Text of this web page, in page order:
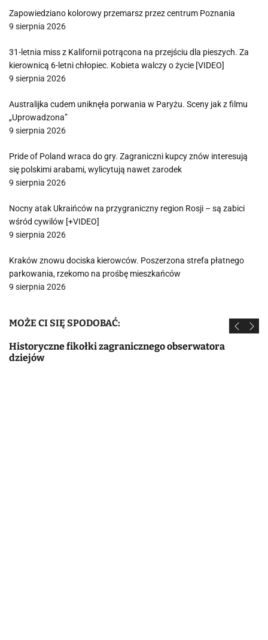
Zapowiedziano kolorowy przemarsz przez centrum Poznania
9 sierpnia 2026
31-letnia miss z Kalifornii potrącona na przejściu dla pieszych. Za
kierownicą 6-letni chłopiec. Kobieta walczy o życie [VIDEO]
9 sierpnia 2026
Australijka cudem uniknęła porwania w Paryżu. Sceny jak z filmu
„Uprowadzona”
9 sierpnia 2026
Pride of Poland wraca do gry. Zagraniczni kupcy znów interesują
się polskimi arabami, wylicytują nawet zarodek
9 sierpnia 2026
Nocny atak Ukraińców na przygraniczny region Rosji – są zabici
wśród cywilów [+VIDEO]
9 sierpnia 2026
Kraków znowu dociska kierowców. Poszerzona strefa płatnego
parkowania, rzekomo na prośbę mieszkańców
9 sierpnia 2026
MOŻE CI SIĘ SPODOBAĆ:
Historyczne fikołki zagranicznego obserwatora
dziejów